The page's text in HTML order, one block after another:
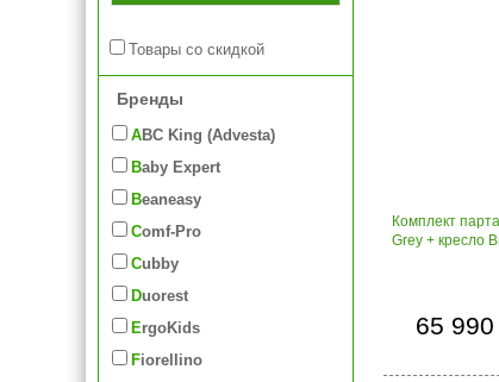
Товары со скидкой
Бренды
ABC King (Advesta)
Baby Expert
Beaneasy
Comf-Pro
Cubby
Duorest
ErgoKids
Fiorellino
Комплект
Grey + кресло
65 990